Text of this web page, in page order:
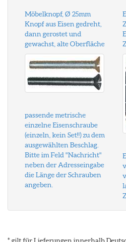
Möbelknopf, Ø 25mm
Knopf aus Eisen gedreht,
dann gerostet und
gewachst, alte Oberfläche
passende metrische
einzelne Eisenschraube
(einzeln, kein Set!!) zu dem
ausgewählten Beschlag.
Bitte im Feld "Nachricht"
neben der Adresseingabe
die Länge der Schrauben
angeben.